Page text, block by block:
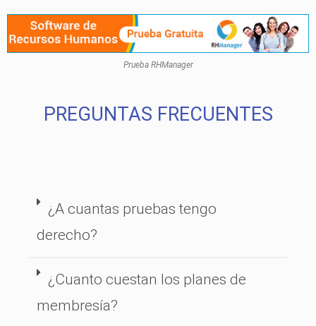
Prueba RHManager
PREGUNTAS FRECUENTES
¿A cuantas pruebas tengo
derecho?
¿Cuanto cuestan los planes de
membresía?